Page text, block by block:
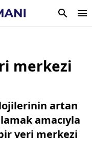
merkezi
artan
amacıyla
veri merkezi